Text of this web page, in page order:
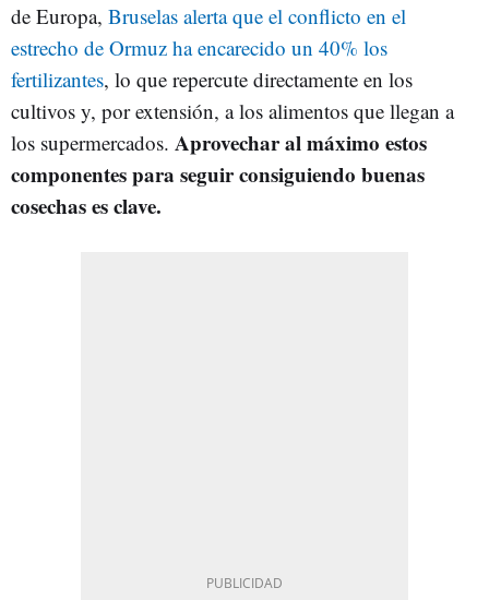
de Europa, Bruselas alerta que el conflicto en el
estrecho de Ormuz ha encarecido un 40% los
fertilizantes, lo que repercute directamente en los
cultivos y, por extensión, a los alimentos que llegan a
los supermercados. Aprovechar al máximo estos
componentes para seguir consiguiendo buenas
cosechas es clave.